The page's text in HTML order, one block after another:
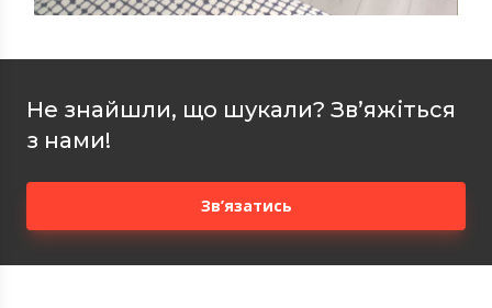
Не знайшли, що шукали? Зв’яжіться
з нами!
Зв’язатись